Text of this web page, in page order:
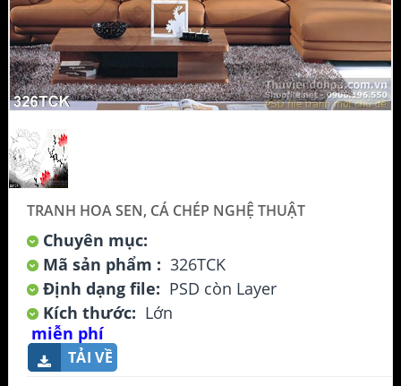
TRANH HOA SEN, CÁ CHÉP NGHỆ THUẬT
Chuyên mục:
Mã sản phẩm : 326TCK
Định dạng file: PSD còn Layer
Kích thước: Lớn
miễn phí
TẢI VỀ